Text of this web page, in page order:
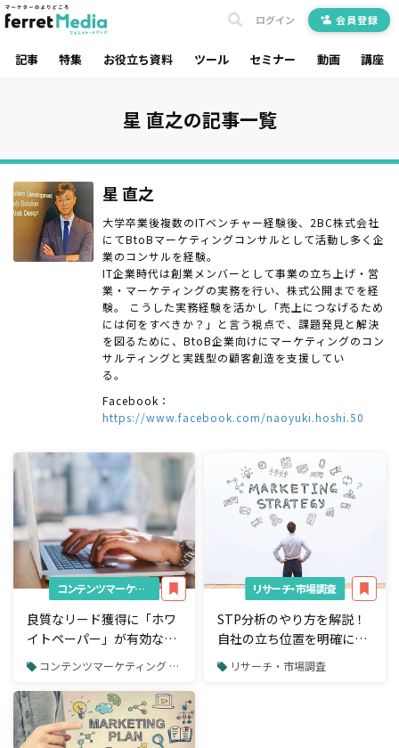
記事 特集 お役立ち資料 ツール セミナー 動画 講座
ログイン 会員登録
星 直之の記事一覧
星 直之
大学卒業後複数のITベンチャー経験後、2BC株式会社
にてBtoBマーケティングコンサルとして活動し多く企
業のコンサルを経験。
IT企業時代は創業メンバーとして事業の立ち上げ・営
業・マーケティングの実務を行い、株式公開までを経
験。 こうした実務経験を活かし「売上につなげるため
には何をすべきか？」と言う視点で、課題発見と解決
を図るために、BtoB企業向けにマーケティングのコン
サルティングと実践型の顧客創造を支援してい
る。
Facebook：
https://www.facebook.com/naoyuki.hoshi.50
コンテンツマーケティング
良質なリード獲得に「ホワ
イトペーパー」が有効な理
由 コンテンツマーケティング / ホワイトペーパー制作
リサーチ・市場調査
STP分析のやり方を解説！
自社の立ち位置を明確にし
ようリサーチ・市場調査